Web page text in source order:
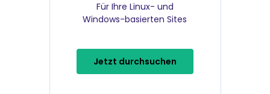
Für Ihre Linux- und
Windows-basierten Sites
Jetzt durchsuchen